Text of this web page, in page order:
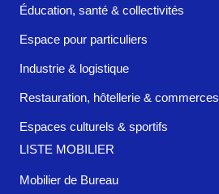
Éducation, santé & collectivités
Espace pour particuliers
Industrie & logistique
Restauration, hôtellerie & commerces
Espaces culturels & sportifs
LISTE MOBILIER
Mobilier de Bureau